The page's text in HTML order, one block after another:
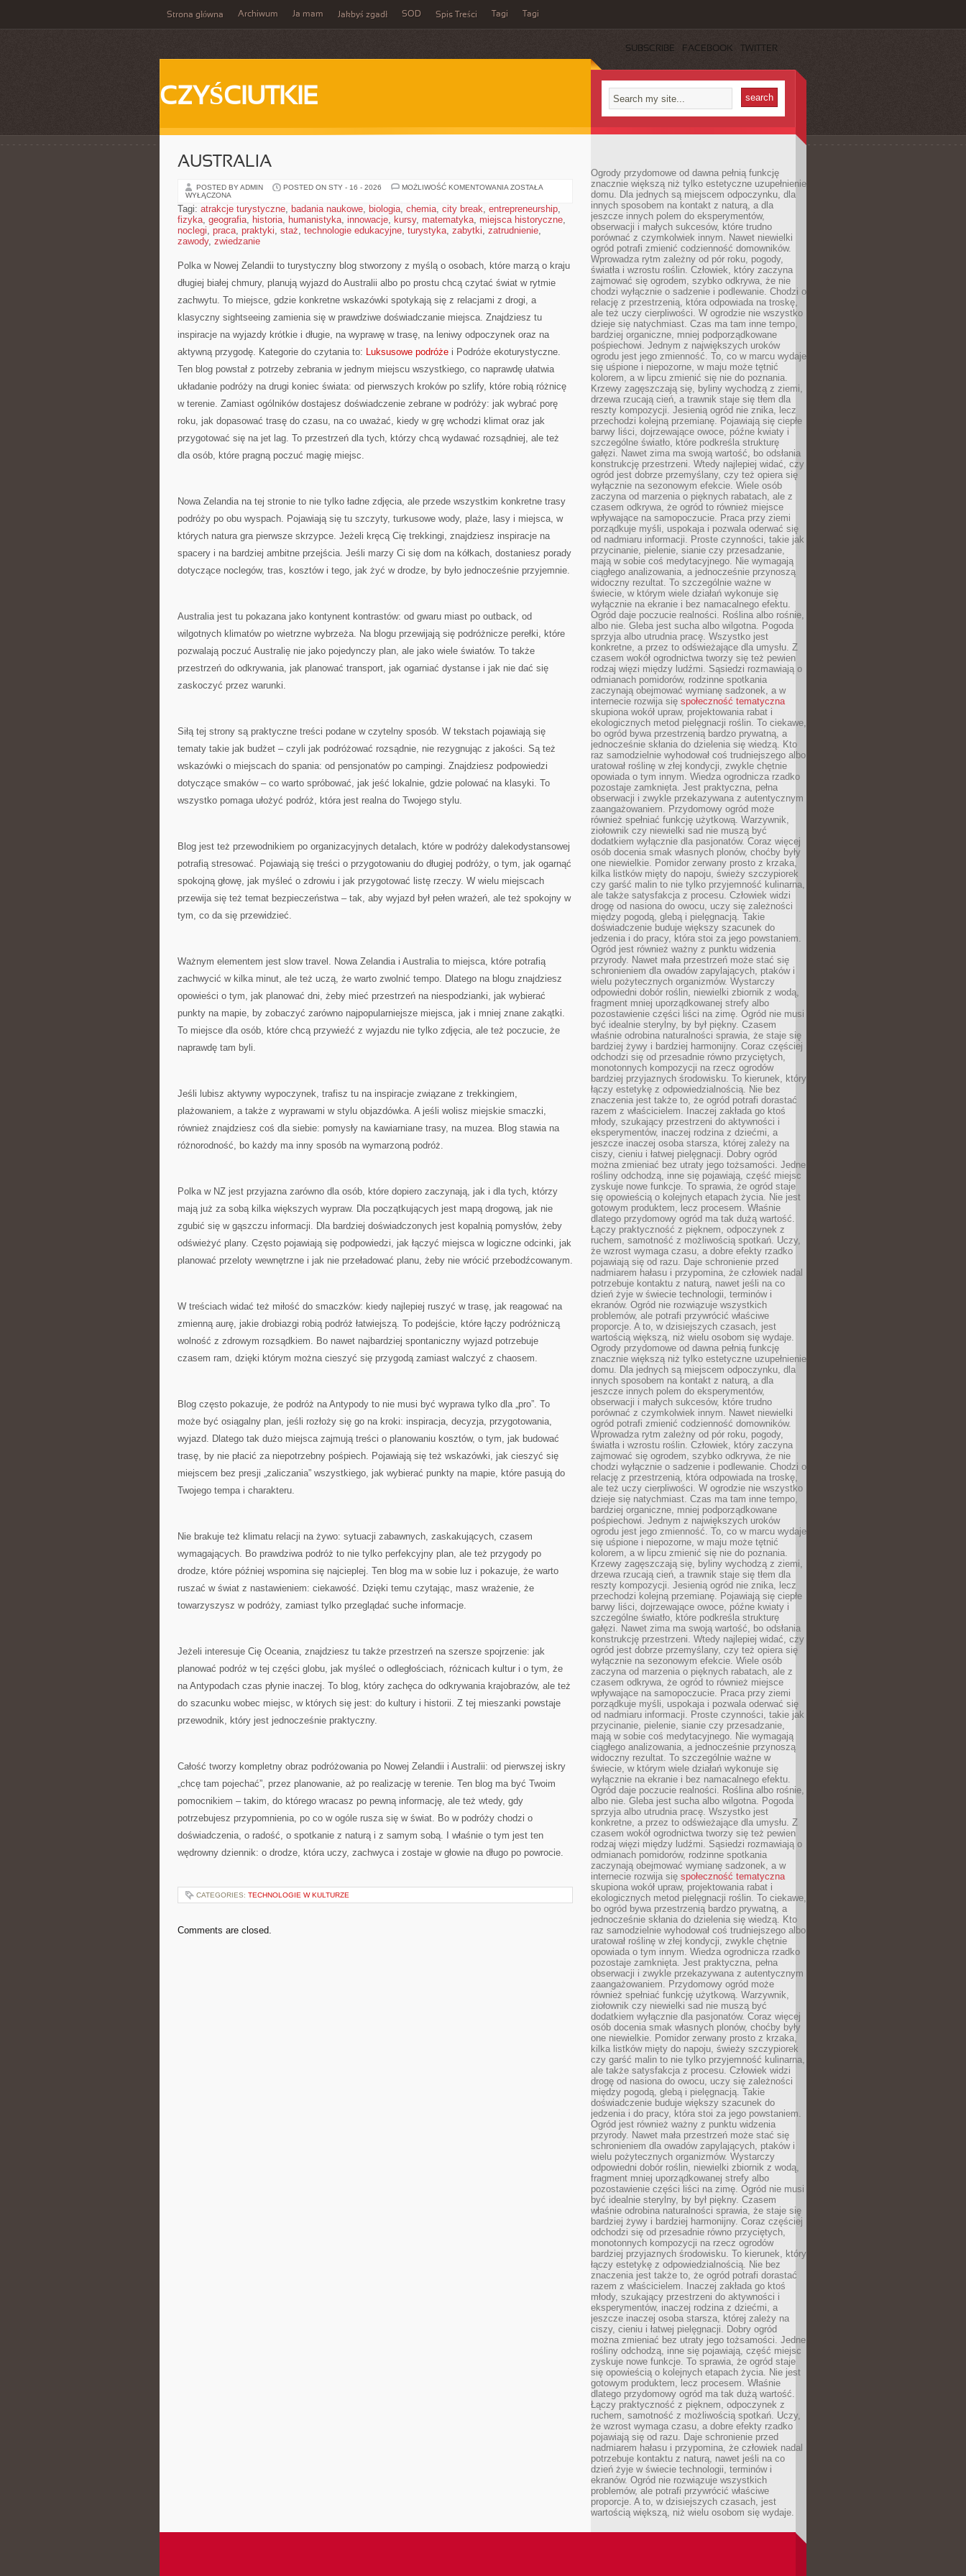
Strona główna Archiwum Ja mam Jakbyś zgadł SOD Spis Treści Tagi Tagi
SUBSCRIBE FACEBOOK TWITTER
CZYŚCIUTKIE
AUSTRALIA
POSTED BY ADMIN POSTED ON STY - 16 - 2026 MOŻLIWOŚĆ KOMENTOWANIA AUSTRALIA
ZOSTAŁA
WYŁĄCZONA
Tagi: atrakcje turystyczne, badania naukowe, biologia, chemia, city break, entrepreneurship,
fizyka, geografia, historia, humanistyka, innowacje, kursy, matematyka, miejsca historyczne,
noclegi, praca, praktyki, staż, technologie edukacyjne, turystyka, zabytki, zatrudnienie,
zawody, zwiedzanie
Polka w Nowej Zelandii to turystyczny blog stworzony z myślą o osobach, które marzą o kraju
długiej białej chmury, planują wyjazd do Australii albo po prostu chcą czytać świat w rytmie
zachwytu. To miejsce, gdzie konkretne wskazówki spotykają się z relacjami z drogi, a
klasyczny sightseeing zamienia się w prawdziwe doświadczanie miejsca. Znajdziesz tu
inspiracje na wyjazdy krótkie i długie, na wyprawę w trasę, na leniwy odpoczynek oraz na
aktywną przygodę. Kategorie do czytania to: Luksusowe podróże i Podróże ekoturystyczne.
Ten blog powstał z potrzeby zebrania w jednym miejscu wszystkiego, co naprawdę ułatwia
układanie podróży na drugi koniec świata: od pierwszych kroków po szlify, które robią różnicę
w terenie. Zamiast ogólników dostajesz doświadczenie zebrane w podróży: jak wybrać porę
roku, jak dopasować trasę do czasu, na co uważać, kiedy w grę wchodzi klimat oraz jak
przygotować się na jet lag. To przestrzeń dla tych, którzy chcą wydawać rozsądniej, ale też
dla osób, które pragną poczuć magię miejsc.
Nowa Zelandia na tej stronie to nie tylko ładne zdjęcia, ale przede wszystkim konkretne trasy
podróży po obu wyspach. Pojawiają się tu szczyty, turkusowe wody, plaże, lasy i miejsca, w
których natura gra pierwsze skrzypce. Jeżeli kręcą Cię trekkingi, znajdziesz inspiracje na
spacery i na bardziej ambitne przejścia. Jeśli marzy Ci się dom na kółkach, dostaniesz porady
dotyczące noclegów, tras, kosztów i tego, jak żyć w drodze, by było jednocześnie przyjemnie.
Australia jest tu pokazana jako kontynent kontrastów: od gwaru miast po outback, od
wilgotnych klimatów po wietrzne wybrzeża. Na blogu przewijają się podróżnicze perełki, które
pozwalają poczuć Australię nie jako pojedynczy plan, ale jako wiele światów. To także
przestrzeń do odkrywania, jak planować transport, jak ogarniać dystanse i jak nie dać się
zaskoczyć przez warunki.
Siłą tej strony są praktyczne treści podane w czytelny sposób. W tekstach pojawiają się
tematy takie jak budżet – czyli jak podróżować rozsądnie, nie rezygnując z jakości. Są też
wskazówki o miejscach do spania: od pensjonatów po campingi. Znajdziesz podpowiedzi
dotyczące smaków – co warto spróbować, jak jeść lokalnie, gdzie polować na klasyki. To
wszystko pomaga ułożyć podróż, która jest realna do Twojego stylu.
Blog jest też przewodnikiem po organizacyjnych detalach, które w podróży dalekodystansowej
potrafią stresować. Pojawiają się treści o przygotowaniu do długiej podróży, o tym, jak ogarnąć
spokojną głowę, jak myśleć o zdrowiu i jak przygotować listę rzeczy. W wielu miejscach
przewija się też temat bezpieczeństwa – tak, aby wyjazd był pełen wrażeń, ale też spokojny w
tym, co da się przewidzieć.
Ważnym elementem jest slow travel. Nowa Zelandia i Australia to miejsca, które potrafią
zachwycić w kilka minut, ale też uczą, że warto zwolnić tempo. Dlatego na blogu znajdziesz
opowieści o tym, jak planować dni, żeby mieć przestrzeń na niespodzianki, jak wybierać
punkty na mapie, by zobaczyć zarówno najpopularniejsze miejsca, jak i mniej znane zakątki.
To miejsce dla osób, które chcą przywieźć z wyjazdu nie tylko zdjęcia, ale też poczucie, że
naprawdę tam byli.
Jeśli lubisz aktywny wypoczynek, trafisz tu na inspiracje związane z trekkingiem,
plażowaniem, a także z wyprawami w stylu objazdówka. A jeśli wolisz miejskie smaczki,
również znajdziesz coś dla siebie: pomysły na kawiarniane trasy, na muzea. Blog stawia na
różnorodność, bo każdy ma inny sposób na wymarzoną podróż.
Polka w NZ jest przyjazna zarówno dla osób, które dopiero zaczynają, jak i dla tych, którzy
mają już za sobą kilka większych wypraw. Dla początkujących jest mapą drogową, jak nie
zgubić się w gąszczu informacji. Dla bardziej doświadczonych jest kopalnią pomysłów, żeby
odświeżyć plany. Często pojawiają się podpowiedzi, jak łączyć miejsca w logiczne odcinki, jak
planować przeloty wewnętrzne i jak nie przeładować planu, żeby nie wrócić przebodźcowanym.
W treściach widać też miłość do smaczków: kiedy najlepiej ruszyć w trasę, jak reagować na
zmienną aurę, jakie drobiazgi robią podróż łatwiejszą. To podejście, które łączy podróżniczą
wolność z zdrowym rozsądkiem. Bo nawet najbardziej spontaniczny wyjazd potrzebuje
czasem ram, dzięki którym można cieszyć się przygodą zamiast walczyć z chaosem.
Blog często pokazuje, że podróż na Antypody to nie musi być wyprawa tylko dla „pro”. To
może być osiągalny plan, jeśli rozłoży się go na kroki: inspiracja, decyzja, przygotowania,
wyjazd. Dlatego tak dużo miejsca zajmują treści o planowaniu kosztów, o tym, jak budować
trasę, by nie płacić za niepotrzebny pośpiech. Pojawiają się też wskazówki, jak cieszyć się
miejscem bez presji „zaliczania” wszystkiego, jak wybierać punkty na mapie, które pasują do
Twojego tempa i charakteru.
Nie brakuje też klimatu relacji na żywo: sytuacji zabawnych, zaskakujących, czasem
wymagających. Bo prawdziwa podróż to nie tylko perfekcyjny plan, ale też przygody po
drodze, które później wspomina się najcieplej. Ten blog ma w sobie luz i pokazuje, że warto
ruszać w świat z nastawieniem: ciekawość. Dzięki temu czytając, masz wrażenie, że
towarzyszysz w podróży, zamiast tylko przeglądać suche informacje.
Jeżeli interesuje Cię Oceania, znajdziesz tu także przestrzeń na szersze spojrzenie: jak
planować podróż w tej części globu, jak myśleć o odległościach, różnicach kultur i o tym, że
na Antypodach czas płynie inaczej. To blog, który zachęca do odkrywania krajobrazów, ale też
do szacunku wobec miejsc, w których się jest: do kultury i historii. Z tej mieszanki powstaje
przewodnik, który jest jednocześnie praktyczny.
Całość tworzy kompletny obraz podróżowania po Nowej Zelandii i Australii: od pierwszej iskry
„chcę tam pojechać”, przez planowanie, aż po realizację w terenie. Ten blog ma być Twoim
pomocnikiem – takim, do którego wracasz po pewną informację, ale też wtedy, gdy
potrzebujesz przypomnienia, po co w ogóle rusza się w świat. Bo w podróży chodzi o
doświadczenia, o radość, o spotkanie z naturą i z samym sobą. I właśnie o tym jest ten
wędrowny dziennik: o drodze, która uczy, zachwyca i zostaje w głowie na długo po powrocie.
CATEGORIES: TECHNOLOGIE W KULTURZE
Comments are closed.
Ogrody przydomowe od dawna pełnią funkcję
znacznie większą niż tylko estetyczne uzupełnienie
domu. Dla jednych są miejscem odpoczynku, dla
innych sposobem na kontakt z naturą, a dla
jeszcze innych polem do eksperymentów,
obserwacji i małych sukcesów, które trudno
porównać z czymkolwiek innym. Nawet niewielki
ogród potrafi zmienić codzienność domowników.
Wprowadza rytm zależny od pór roku, pogody,
światła i wzrostu roślin. Człowiek, który zaczyna
zajmować się ogrodem, szybko odkrywa, że nie
chodzi wyłącznie o sadzenie i podlewanie. Chodzi o
relację z przestrzenią, która odpowiada na troskę,
ale też uczy cierpliwości. W ogrodzie nie wszystko
dzieje się natychmiast. Czas ma tam inne tempo,
bardziej organiczne, mniej podporządkowane
pośpiechowi. Jednym z największych uroków
ogrodu jest jego zmienność. To, co w marcu wydaje
się uśpione i niepozorne, w maju może tętnić
kolorem, a w lipcu zmienić się nie do poznania.
Krzewy zagęszczają się, byliny wychodzą z ziemi,
drzewa rzucają cień, a trawnik staje się tłem dla
reszty kompozycji. Jesienią ogród nie znika, lecz
przechodzi kolejną przemianę. Pojawiają się ciepłe
barwy liści, dojrzewające owoce, późne kwiaty i
szczególne światło, które podkreśla strukturę
gałęzi. Nawet zima ma swoją wartość, bo odsłania
konstrukcję przestrzeni. Wtedy najlepiej widać, czy
ogród jest dobrze przemyślany, czy też opiera się
wyłącznie na sezonowym efekcie. Wiele osób
zaczyna od marzenia o pięknych rabatach, ale z
czasem odkrywa, że ogród to również miejsce
wpływające na samopoczucie. Praca przy ziemi
porządkuje myśli, uspokaja i pozwala oderwać się
od nadmiaru informacji. Proste czynności, takie jak
przycinanie, pielenie, sianie czy przesadzanie,
mają w sobie coś medytacyjnego. Nie wymagają
ciągłego analizowania, a jednocześnie przynoszą
widoczny rezultat. To szczególnie ważne w
świecie, w którym wiele działań wykonuje się
wyłącznie na ekranie i bez namacalnego efektu.
Ogród daje poczucie realności. Roślina albo rośnie,
albo nie. Gleba jest sucha albo wilgotna. Pogoda
sprzyja albo utrudnia pracę. Wszystko jest
konkretne, a przez to odświeżające dla umysłu. Z
czasem wokół ogrodnictwa tworzy się też pewien
rodzaj więzi między ludźmi. Sąsiedzi rozmawiają o
odmianach pomidorów, rodzinne spotkania
zaczynają obejmować wymianę sadzonek, a w
internecie rozwija się społeczność tematyczna
skupiona wokół upraw, projektowania rabat i
ekologicznych metod pielęgnacji roślin. To ciekawe,
bo ogród bywa przestrzenią bardzo prywatną, a
jednocześnie skłania do dzielenia się wiedzą. Kto
raz samodzielnie wyhodował coś trudniejszego albo
uratował roślinę w złej kondycji, zwykle chętnie
opowiada o tym innym. Wiedza ogrodnicza rzadko
pozostaje zamknięta. Jest praktyczna, pełna
obserwacji i zwykle przekazywana z autentycznym
zaangażowaniem. Przydomowy ogród może
również spełniać funkcję użytkową. Warzywnik,
ziołownik czy niewielki sad nie muszą być
dodatkiem wyłącznie dla pasjonatów. Coraz więcej
osób docenia smak własnych plonów, choćby były
one niewielkie. Pomidor zerwany prosto z krzaka,
kilka listków mięty do napoju, świeży szczypiorek
czy garść malin to nie tylko przyjemność kulinarna,
ale także satysfakcja z procesu. Człowiek widzi
drogę od nasiona do owocu, uczy się zależności
między pogodą, glebą i pielęgnacją. Takie
doświadczenie buduje większy szacunek do
jedzenia i do pracy, która stoi za jego powstaniem.
Ogród jest również ważny z punktu widzenia
przyrody. Nawet mała przestrzeń może stać się
schronieniem dla owadów zapylających, ptaków i
wielu pożytecznych organizmów. Wystarczy
odpowiedni dobór roślin, niewielki zbiornik z wodą,
fragment mniej uporządkowanej strefy albo
pozostawienie części liści na zimę. Ogród nie musi
być idealnie sterylny, by był piękny. Czasem
właśnie odrobina naturalności sprawia, że staje się
bardziej żywy i bardziej harmonijny. Coraz częściej
odchodzi się od przesadnie równo przyciętych,
monotonnych kompozycji na rzecz ogrodów
bardziej przyjaznych środowisku. To kierunek, który
łączy estetykę z odpowiedzialnością. Nie bez
znaczenia jest także to, że ogród potrafi dorastać
razem z właścicielem. Inaczej zakłada go ktoś
młody, szukający przestrzeni do aktywności i
eksperymentów, inaczej rodzina z dziećmi, a
jeszcze inaczej osoba starsza, której zależy na
ciszy, cieniu i łatwej pielęgnacji. Dobry ogród
można zmieniać bez utraty jego tożsamości. Jedne
rośliny odchodzą, inne się pojawiają, część miejsc
zyskuje nowe funkcje. To sprawia, że ogród staje
się opowieścią o kolejnych etapach życia. Nie jest
gotowym produktem, lecz procesem. Właśnie
dlatego przydomowy ogród ma tak dużą wartość.
Łączy praktyczność z pięknem, odpoczynek z
ruchem, samotność z możliwością spotkań. Uczy,
że wzrost wymaga czasu, a dobre efekty rzadko
pojawiają się od razu. Daje schronienie przed
nadmiarem hałasu i przypomina, że człowiek nadal
potrzebuje kontaktu z naturą, nawet jeśli na co
dzień żyje w świecie technologii, terminów i
ekranów. Ogród nie rozwiązuje wszystkich
problemów, ale potrafi przywrócić właściwe
proporcje. A to, w dzisiejszych czasach, jest
wartością większą, niż wielu osobom się wydaje.
Ogrody przydomowe od dawna pełnią funkcję
znacznie większą niż tylko estetyczne uzupełnienie
domu. Dla jednych są miejscem odpoczynku, dla
innych sposobem na kontakt z naturą, a dla
jeszcze innych polem do eksperymentów,
obserwacji i małych sukcesów, które trudno
porównać z czymkolwiek innym. Nawet niewielki
ogród potrafi zmienić codzienność domowników.
Wprowadza rytm zależny od pór roku, pogody,
światła i wzrostu roślin. Człowiek, który zaczyna
zajmować się ogrodem, szybko odkrywa, że nie
chodzi wyłącznie o sadzenie i podlewanie. Chodzi o
relację z przestrzenią, która odpowiada na troskę,
ale też uczy cierpliwości. W ogrodzie nie wszystko
dzieje się natychmiast. Czas ma tam inne tempo,
bardziej organiczne, mniej podporządkowane
pośpiechowi. Jednym z największych uroków
ogrodu jest jego zmienność. To, co w marcu wydaje
się uśpione i niepozorne, w maju może tętnić
kolorem, a w lipcu zmienić się nie do poznania.
Krzewy zagęszczają się, byliny wychodzą z ziemi,
drzewa rzucają cień, a trawnik staje się tłem dla
reszty kompozycji. Jesienią ogród nie znika, lecz
przechodzi kolejną przemianę. Pojawiają się ciepłe
barwy liści, dojrzewające owoce, późne kwiaty i
szczególne światło, które podkreśla strukturę
gałęzi. Nawet zima ma swoją wartość, bo odsłania
konstrukcję przestrzeni. Wtedy najlepiej widać, czy
ogród jest dobrze przemyślany, czy też opiera się
wyłącznie na sezonowym efekcie. Wiele osób
zaczyna od marzenia o pięknych rabatach, ale z
czasem odkrywa, że ogród to również miejsce
wpływające na samopoczucie. Praca przy ziemi
porządkuje myśli, uspokaja i pozwala oderwać się
od nadmiaru informacji. Proste czynności, takie jak
przycinanie, pielenie, sianie czy przesadzanie,
mają w sobie coś medytacyjnego. Nie wymagają
ciągłego analizowania, a jednocześnie przynoszą
widoczny rezultat. To szczególnie ważne w
świecie, w którym wiele działań wykonuje się
wyłącznie na ekranie i bez namacalnego efektu.
Ogród daje poczucie realności. Roślina albo rośnie,
albo nie. Gleba jest sucha albo wilgotna. Pogoda
sprzyja albo utrudnia pracę. Wszystko jest
konkretne, a przez to odświeżające dla umysłu. Z
czasem wokół ogrodnictwa tworzy się też pewien
rodzaj więzi między ludźmi. Sąsiedzi rozmawiają o
odmianach pomidorów, rodzinne spotkania
zaczynają obejmować wymianę sadzonek, a w
internecie rozwija się społeczność tematyczna
skupiona wokół upraw, projektowania rabat i
ekologicznych metod pielęgnacji roślin. To ciekawe,
bo ogród bywa przestrzenią bardzo prywatną, a
jednocześnie skłania do dzielenia się wiedzą. Kto
raz samodzielnie wyhodował coś trudniejszego albo
uratował roślinę w złej kondycji, zwykle chętnie
opowiada o tym innym. Wiedza ogrodnicza rzadko
pozostaje zamknięta. Jest praktyczna, pełna
obserwacji i zwykle przekazywana z autentycznym
zaangażowaniem. Przydomowy ogród może
również spełniać funkcję użytkową. Warzywnik,
ziołownik czy niewielki sad nie muszą być
dodatkiem wyłącznie dla pasjonatów. Coraz więcej
osób docenia smak własnych plonów, choćby były
one niewielkie. Pomidor zerwany prosto z krzaka,
kilka listków mięty do napoju, świeży szczypiorek
czy garść malin to nie tylko przyjemność kulinarna,
ale także satysfakcja z procesu. Człowiek widzi
drogę od nasiona do owocu, uczy się zależności
między pogodą, glebą i pielęgnacją. Takie
doświadczenie buduje większy szacunek do
jedzenia i do pracy, która stoi za jego powstaniem.
Ogród jest również ważny z punktu widzenia
przyrody. Nawet mała przestrzeń może stać się
schronieniem dla owadów zapylających, ptaków i
wielu pożytecznych organizmów. Wystarczy
odpowiedni dobór roślin, niewielki zbiornik z wodą,
fragment mniej uporządkowanej strefy albo
pozostawienie części liści na zimę. Ogród nie musi
być idealnie sterylny, by był piękny. Czasem
właśnie odrobina naturalności sprawia, że staje się
bardziej żywy i bardziej harmonijny. Coraz częściej
odchodzi się od przesadnie równo przyciętych,
monotonnych kompozycji na rzecz ogrodów
bardziej przyjaznych środowisku. To kierunek, który
łączy estetykę z odpowiedzialnością. Nie bez
znaczenia jest także to, że ogród potrafi dorastać
razem z właścicielem. Inaczej zakłada go ktoś
młody, szukający przestrzeni do aktywności i
eksperymentów, inaczej rodzina z dziećmi, a
jeszcze inaczej osoba starsza, której zależy na
ciszy, cieniu i łatwej pielęgnacji. Dobry ogród
można zmieniać bez utraty jego tożsamości. Jedne
rośliny odchodzą, inne się pojawiają, część miejsc
zyskuje nowe funkcje. To sprawia, że ogród staje
się opowieścią o kolejnych etapach życia. Nie jest
gotowym produktem, lecz procesem. Właśnie
dlatego przydomowy ogród ma tak dużą wartość.
Łączy praktyczność z pięknem, odpoczynek z
ruchem, samotność z możliwością spotkań. Uczy,
że wzrost wymaga czasu, a dobre efekty rzadko
pojawiają się od razu. Daje schronienie przed
nadmiarem hałasu i przypomina, że człowiek nadal
potrzebuje kontaktu z naturą, nawet jeśli na co
dzień żyje w świecie technologii, terminów i
ekranów. Ogród nie rozwiązuje wszystkich
problemów, ale potrafi przywrócić właściwe
proporcje. A to, w dzisiejszych czasach, jest
wartością większą, niż wielu osobom się wydaje.